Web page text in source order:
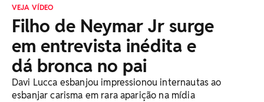
VEJA VÍDEO
Filho de Neymar Jr surge
em entrevista inédita e
dá bronca no pai
Davi Lucca esbanjou impressionou internautas ao
esbanjar carisma em rara aparição na mídia